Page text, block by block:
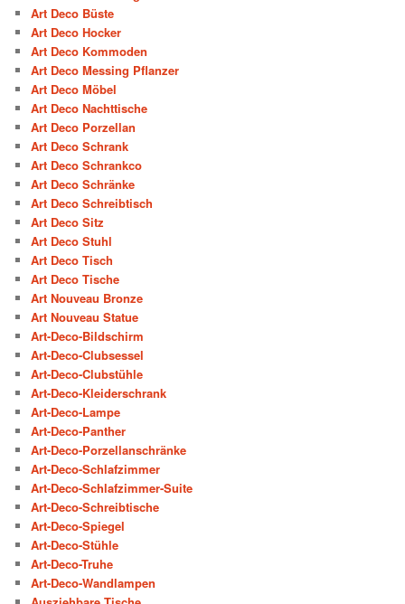
Art Deco Büste
Art Deco Hocker
Art Deco Kommoden
Art Deco Messing Pflanzer
Art Deco Möbel
Art Deco Nachttische
Art Deco Porzellan
Art Deco Schrank
Art Deco Schrankco
Art Deco Schränke
Art Deco Schreibtisch
Art Deco Sitz
Art Deco Stuhl
Art Deco Tisch
Art Deco Tische
Art Nouveau Bronze
Art Nouveau Statue
Art-Deco-Bildschirm
Art-Deco-Clubsessel
Art-Deco-Clubstühle
Art-Deco-Kleiderschrank
Art-Deco-Lampe
Art-Deco-Panther
Art-Deco-Porzellanschränke
Art-Deco-Schlafzimmer
Art-Deco-Schlafzimmer-Suite
Art-Deco-Schreibtische
Art-Deco-Spiegel
Art-Deco-Stühle
Art-Deco-Truhe
Art-Deco-Wandlampen